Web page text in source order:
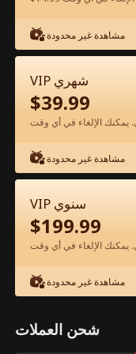
على الفراق الفيلم
كامل
مشاهدة غير محدودة
VIP شهري
$39.99
مشاهدة غير محدودة
VIP سنوي
$199.99
مشاهدة غير محدودة
شحن العملات